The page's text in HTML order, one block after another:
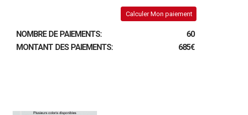
Calculer Mon paiement
NOMBRE DE PAIEMENTS:
60
MONTANT DES PAIEMENTS:
685€